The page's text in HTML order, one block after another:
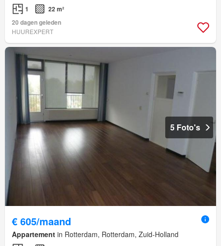
1
22 m²
20 dagen geleden
HUUREXPERT
5 Foto's
€ 605/maand
Appartement in Rotterdam, Rotterdam, Zuid-Holland